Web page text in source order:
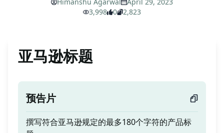
3,998
0 2,823
亚马逊标题
预告片
撰写符合亚马逊规定的最多180个字符的产品标